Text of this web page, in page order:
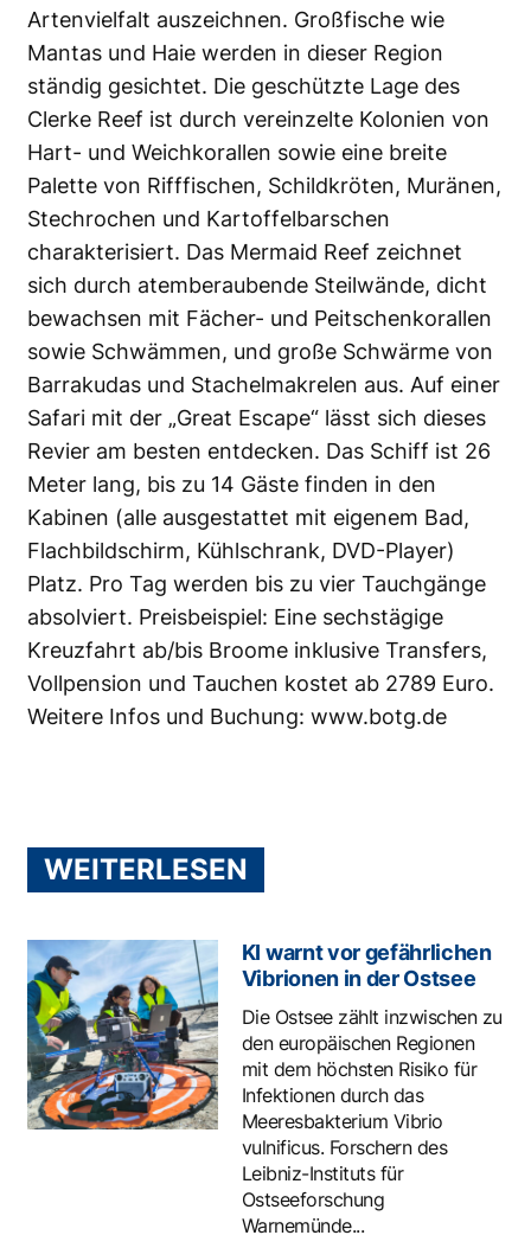
Artenvielfalt auszeichnen. Großfische wie
Mantas und Haie werden in dieser Region
ständig gesichtet. Die geschützte Lage des
Clerke Reef ist durch vereinzelte Kolonien von
Hart- und Weichkorallen sowie eine breite
Palette von Rifffischen, Schildkröten, Muränen,
Stechrochen und Kartoffelbarschen
charakterisiert. Das Mermaid Reef zeichnet
sich durch atemberaubende Steilwände, dicht
bewachsen mit Fächer- und Peitschenkorallen
sowie Schwämmen, und große Schwärme von
Barrakudas und Stachelmakrelen aus. Auf einer
Safari mit der „Great Escape“ lässt sich dieses
Revier am besten entdecken. Das Schiff ist 26
Meter lang, bis zu 14 Gäste finden in den
Kabinen (alle ausgestattet mit eigenem Bad,
Flachbildschirm, Kühlschrank, DVD-Player)
Platz. Pro Tag werden bis zu vier Tauchgänge
absolviert. Preisbeispiel: Eine sechstägige
Kreuzfahrt ab/bis Broome inklusive Transfers,
Vollpension und Tauchen kostet ab 2789 Euro.
Weitere Infos und Buchung: www.botg.de
WEITERLESEN
KI warnt vor gefährlichen
Vibrionen in der Ostsee
Die Ostsee zählt inzwischen zu
den europäischen Regionen
mit dem höchsten Risiko für
Infektionen durch das
Meeresbakterium Vibrio
vulnificus. Forschern des
Leibniz-Instituts für
Ostseeforschung
Warnemünde...